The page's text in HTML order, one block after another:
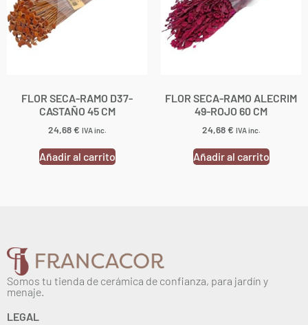
FLOR SECA-RAMO D37-
CASTAÑO 45 CM
24,68€ IVA inc.
Añadir al carrito
FLOR SECA-RAMO ALECRIM
49-ROJO 60 CM
24,68€ IVA inc.
Añadir al carrito
Somos tu tienda de cerámica de confianza, para jardín y
menaje.
LEGAL